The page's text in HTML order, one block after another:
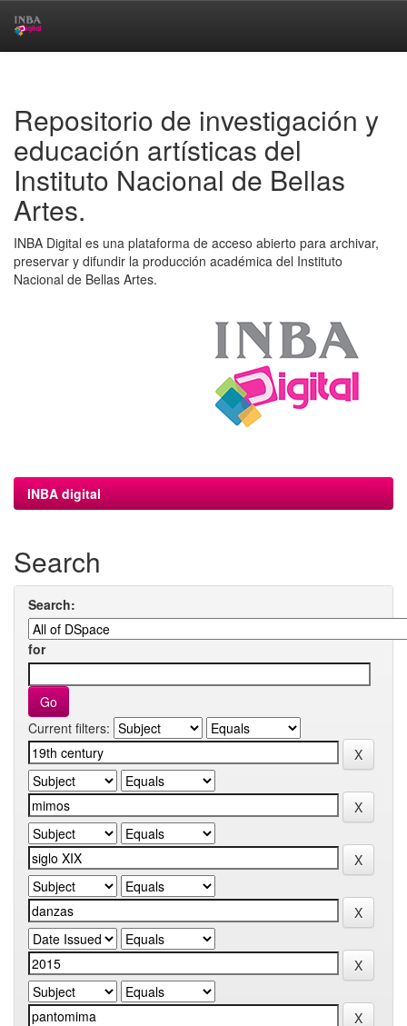
Repositorio de investigación y
educación artísticas del
Instituto Nacional de Bellas
Artes.
INBA Digital es una plataforma de acceso abierto para archivar,
preservar y difundir la producción académica del Instituto
Nacional de Bellas Artes.
INBA digital
Search
Search:
for
Current filters: